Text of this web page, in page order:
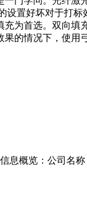
置好坏对于打
为首选。双向
的情况下，使
息概览：公司名